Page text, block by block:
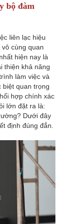
bộ đàm
liên lạc hiệu
cùng quan
hiện nay là
thiện khả năng
làm việc và
biệt quan trọng
hợp chính xác
lớn đặt ra là:
Dưới đây
định đúng đắn.